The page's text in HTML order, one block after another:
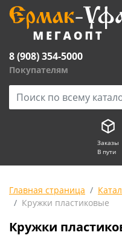
8 (908) 354-5000
Покупателям
Заказы
В пути
Главная страница
Кружки пластиковые
Кружки